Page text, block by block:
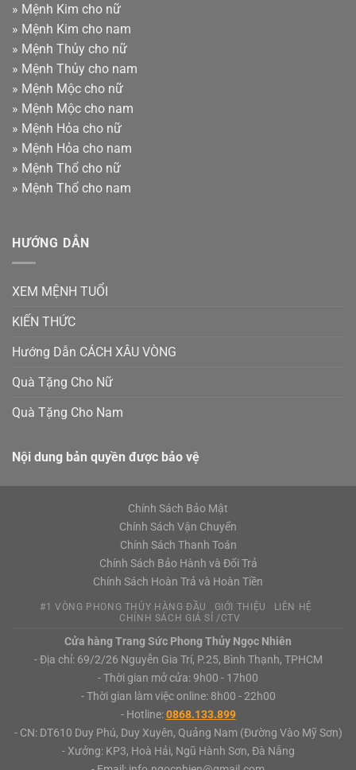
» Mệnh Kim cho nữ
» Mệnh Kim cho nam
» Mệnh Thủy cho nữ
» Mệnh Thủy cho nam
» Mệnh Mộc cho nữ
» Mệnh Mộc cho nam
» Mệnh Hỏa cho nữ
» Mệnh Hỏa cho nam
» Mệnh Thổ cho nữ
» Mệnh Thổ cho nam
HƯỚNG DẪN
XEM MỆNH TUỔI
KIẾN THỨC
Hướng Dẫn CÁCH XÂU VÒNG
Quà Tặng Cho Nữ
Quà Tặng Cho Nam
Nội dung bản quyền được bảo vệ
Chính Sách Bảo Mật
Chính Sách Vận Chuyển
Chính Sách Thanh Toán
Chính Sách Bảo Hành và Đổi Trả
Chính Sách Hoàn Trả và Hoàn Tiền
#1 VÒNG PHONG THỦY HÀNG ĐẦU GIỚI THIỆU
LIÊN HỆ
CHÍNH SÁCH GIÁ SỈ /CTV
Cửa hàng Trang Sức Phong Thủy Ngọc Nhiên
- Địa chỉ: 69/2/26 Nguyễn Gia Trí, P.25, Bình Thạnh, TPHCM
- Thời gian mở cửa: 9h00 - 17h00
- Thời gian làm việc online: 8h00 - 22h00
- Hotline:0868.133.899
- CN: DT610 Duy Phú, Duy Xuyên, Quảng Nam (Đường Vào Mỹ Sơn)
- Xưởng: KP3, Hoà Hải, Ngũ Hành Sơn, Đà Nẵng